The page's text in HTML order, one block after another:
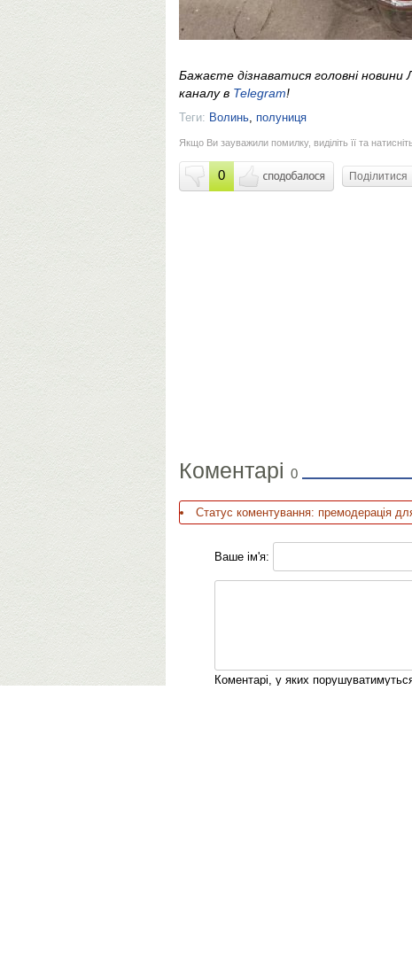
Бажаєте дізнаватися головні
каналу в Telegram!
Теги: Волинь полуниця
Якщо Ви зауважили помилку, виділіть її та
0 Поділитися
Коментарі 0
Статус коментування: премодерація
Ваше ім'я:
Коментарі, у яких